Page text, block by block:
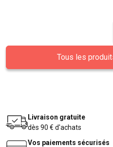
Tous les
Livraison gratuite
dès 90 € d'achats
Vos paiements sécurisés